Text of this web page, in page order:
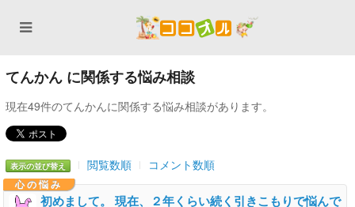
てんかん に関係する悩み相談
現在49件のてんかんに関係する悩み相談があります。
表示の並び替え 閲覧数順 コメント数順
心の悩み
初めまして。 現在、２年くらい続く引きこもりで悩んで